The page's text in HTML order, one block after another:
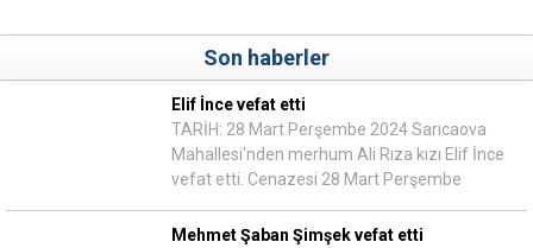
Son haberler
Elif İnce vefat etti
TARİH: 28 Mart Perşembe 2024 Sarıcaova
Mahallesi'nden merhum Ali Rıza kızı Elif İnce
vefat etti. Cenazesi 28 Mart Perşembe
Mehmet Şaban Şimşek vefat etti